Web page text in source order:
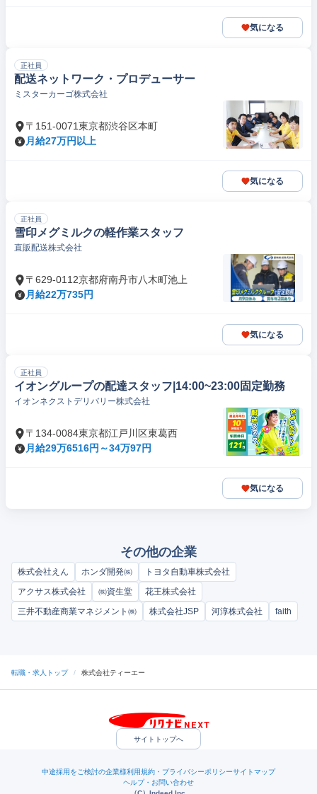
気になる
正社員
配送ネットワーク・プロデューサー
ミスターカーゴ株式会社
〒151-0071東京都渋谷区本町
月給27万円以上
気になる
正社員
雪印メグミルクの軽作業スタッフ
直販配送株式会社
〒629-0112京都府南丹市八木町池上
月給22万735円
気になる
正社員
イオングループの配達スタッフ|14:00~23:00固定勤務
イオンネクストデリバリー株式会社
〒134-0084東京都江戸川区東葛西
月給29万6516円～34万97円
気になる
その他の企業
株式会社えん ホンダ開発㈱
トヨタ自動車株式会社
アクサス株式会社
㈱資生堂
花王株式会社
三井不動産商業マネジメント㈱
株式会社JSP 河淳株式会社 faith
転職・求人トップ / 株式会社ティーエー
サイトトップへ
中途採用をご検討の企業様利用規約・プライバシーポリシーサイトマップ
ヘルプ・お問い合わせ